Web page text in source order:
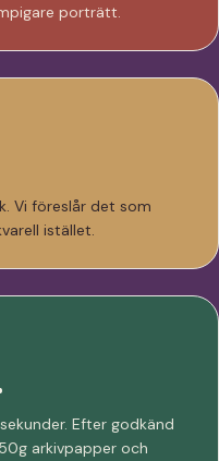
porträtt.
Vi föreslår det som
istället.
Efter godkänd
arkivpapper och